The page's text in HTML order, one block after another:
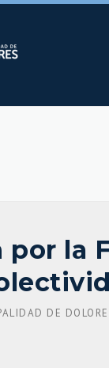
por la
DE